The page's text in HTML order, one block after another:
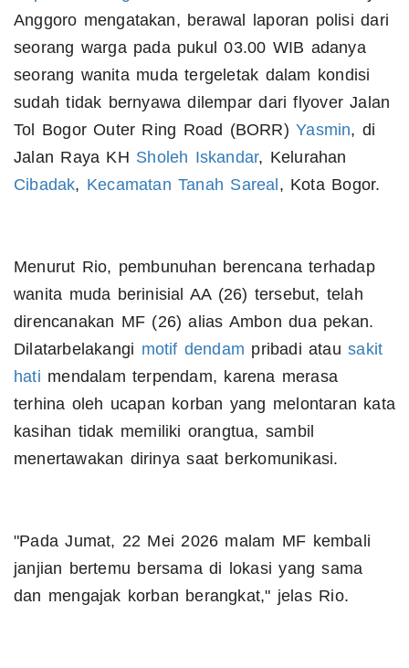
Anggoro mengatakan, berawal laporan polisi dari
seorang warga pada pukul 03.00 WIB adanya
seorang wanita muda tergeletak dalam kondisi
sudah tidak bernyawa dilempar dari flyover Jalan
Tol Bogor Outer Ring Road (BORR)Yasmin, di
Jalan Raya KH Sholeh Iskandar, Kelurahan
Cibadak, Kecamatan Tanah Sareal , Kota Bogor.
Menurut Rio, pembunuhan berencana terhadap
wanita muda berinisial AA (26) tersebut, telah
direncanakan MF (26) alias Ambon dua pekan.
Dilatarbelakangi motif dendam pribadi atausakit
hati mendalam terpendam, karena merasa
terhina oleh ucapan korban yang melontaran kata
kasihan tidak memiliki orangtua, sambil
menertawakan dirinya saat berkomunikasi.
"Pada Jumat, 22 Mei 2026 malam MF kembali
janjian bertemu bersama di lokasi yang sama
dan mengajak korban berangkat," jelas Rio.